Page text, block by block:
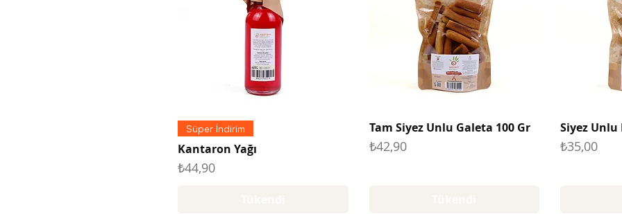
Süper İndirim
Kantaron Yağı
Fiyat
₺44,90
Tam Siyez Unlu Galeta 100 Gr
Fiyat
₺42,90
Siyez Unlu
Fiyat
₺35,00